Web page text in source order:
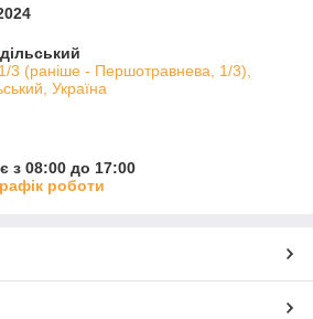
3 (раніше - Першотравнева, 1/3),
Україна
з 08:00 до 17:00
роботи